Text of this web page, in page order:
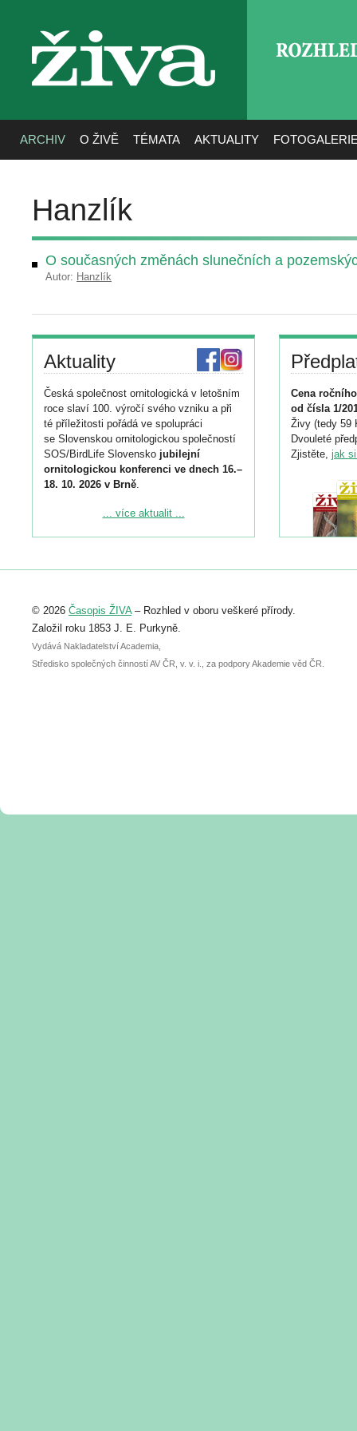
živa
ARCHIV O ŽIVĚ TÉMATA AKTUALITY
Hanzlík
O současných změnách slunečních a
Autor: Hanzlík
Aktuality
Česká společnost ornitologická v letošním
roce slaví 100. výročí svého vzniku a při
té příležitosti pořádá ve spolupráci
se Slovenskou ornitologickou společností
SOS/BirdLife Slovensko jubilejní
ornitologickou konferenci ve dnech 16.–
18. 10. 2026 v Brně.
Podrobnější informace ke konferenci
Registrovat se můžete do 6. září.
abstraktu přihlášené přednášky nebo
posteru je už 30. června.
... více aktualit ...
Cena
od čísla 1/
Živy (tedy 59
Dvouleté
Zjistěte, jak
© 2026 Časopis ŽIVA– Rozhled v oboru veškeré přírody.
Založil roku 1853 J. E. Purkyně.
Vydává Nakladatelství Academia,
Středisko společných činností AV ČR, v. v. i., za podpory Akademie věd ČR.